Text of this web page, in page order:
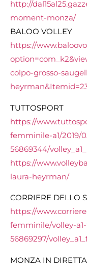
http://
moment-monza/
BALOO VOLLEY
https://
colpo-grosso-
TUTTOSPORT
https://
femminile-a1/2019/
56869344/
https://
laura-heyrman/
CORRIERE DELLO
https://
femminile/volley-
56869297/
MONZA IN DIRETTA